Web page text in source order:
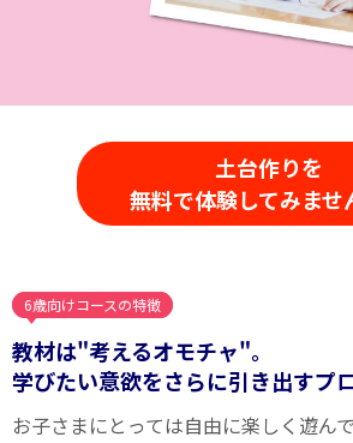
土台作りを
無料で体験してみませ
6歳向けコースの特徴
教材は"考えるオモチャ"。
学びたい意欲をさらに引き出すプ
お子さまにとっては自由に楽しく遊ん